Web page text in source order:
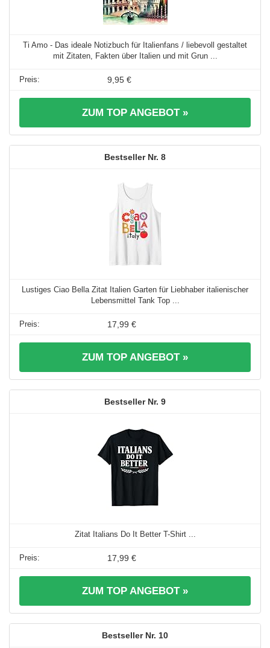
Ti Amo - Das ideale Notizbuch für Italienfans / liebevoll gestaltet
mit Zitaten, Fakten über Italien und mit Grun ...
9,95 €
ZUM TOP ANGEBOT »
8
Lustiges Ciao Bella Zitat Italien Garten für Liebhaber italienischer
Lebensmittel Tank Top ...
17,99 €
ZUM TOP ANGEBOT »
9
Zitat Italians Do It Better T-Shirt ...
17,99 €
ZUM TOP ANGEBOT »
10